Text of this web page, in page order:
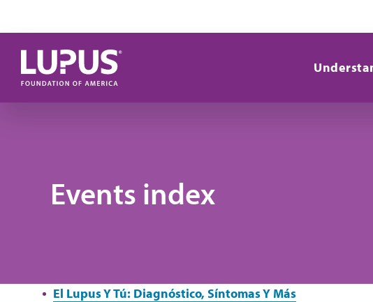
Events index
El Lupus Y Tú: Diagnóstico, Síntomas Y Más